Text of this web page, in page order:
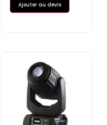
Ajouter au devis